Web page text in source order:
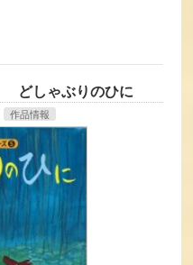
どしゃぶりのひに
作品情報